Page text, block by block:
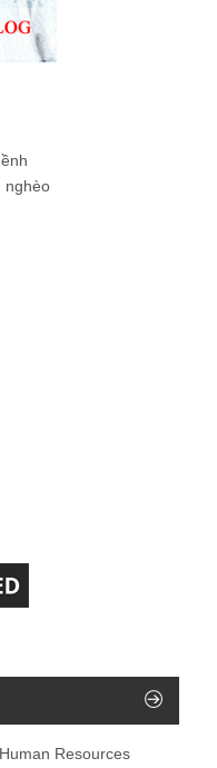
nghèo
Resources